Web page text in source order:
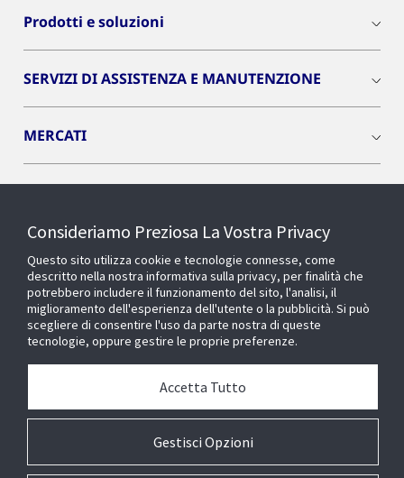
Prodotti e soluzioni
SERVIZI DI ASSISTENZA E MANUTENZIONE
MERCATI
OPENBLUE
SMART BUILDINGS
Chi siamo
Consideriamo Preziosa La Vostra Privacy
Questo sito utilizza cookie e tecnologie connesse, come
descritto nella nostra informativa sulla privacy, per finalità che
potrebbero includere il funzionamento del sito, l'analisi, il
miglioramento dell'esperienza dell'utente o la pubblicità. Si può
scegliere di consentire l'uso da parte nostra di queste
tecnologie, oppure gestire le proprie preferenze.
Gestisci Opzioni
Accetta Tutto